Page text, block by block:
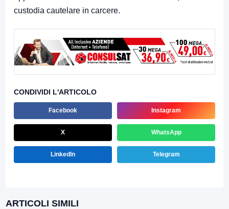
custodia cautelare in carcere.
CONDIVIDI L'ARTICOLO
Facebook Instagram
X WhatsApp
LinkedIn Telegram
ARTICOLI SIMILI